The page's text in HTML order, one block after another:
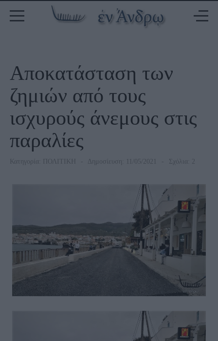
Αποκατάσταση των
ζημιών από τους
ισχυρούς άνεμους στις
παραλίες
Κατηγορία: ΠΟΛΙΤΙΚΗ Δημοσίευση: 11/05/2021 Σχόλια: 2